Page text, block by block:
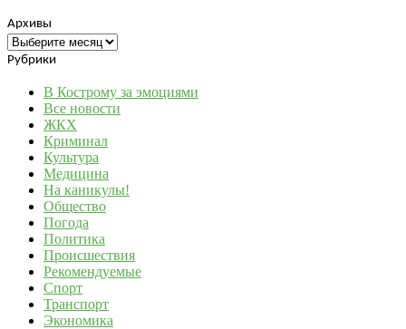
Архивы
Архивы
Рубрики
В Кострому за эмоциями
Все новости
ЖКХ
Криминал
Культура
Медицина
На каникулы!
Общество
Погода
Политика
Происшествия
Рекомендуемые
Спорт
Транспорт
Экономика